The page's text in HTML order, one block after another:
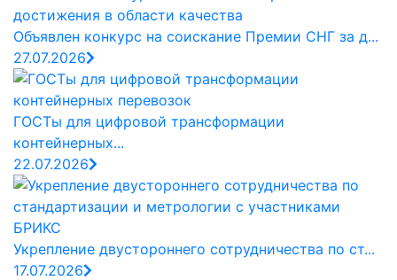
Объявлен конкурс на соискание Премии СНГ за д...
27.07.2026
ГОСТы для цифровой трансформации
контейнерных...
22.07.2026
Укрепление двустороннего сотрудничества по ст...
17.07.2026